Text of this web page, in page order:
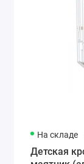
На складе
Детская